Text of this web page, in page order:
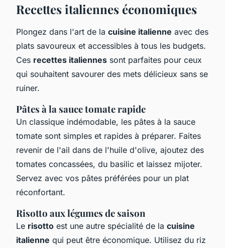
Recettes italiennes économiques
Plongez dans l'art de la cuisine italienne avec des
plats savoureux et accessibles à tous les budgets.
Ces recettes italiennes sont parfaites pour ceux
qui souhaitent savourer des mets délicieux sans se
ruiner.
Pâtes à la sauce tomate rapide
Un classique indémodable, les pâtes à la sauce
tomate sont simples et rapides à préparer. Faites
revenir de l'ail dans de l'huile d'olive, ajoutez des
tomates concassées, du basilic et laissez mijoter.
Servez avec vos pâtes préférées pour un plat
réconfortant.
Risotto aux légumes de saison
Le risotto est une autre spécialité de la cuisine
italienne qui peut être économique. Utilisez du riz